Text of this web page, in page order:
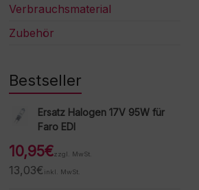
Verbrauchsmaterial
Zubehör
Bestseller
Ersatz Halogen 17V 95W für
Faro EDI
10,95€zzgl. MwSt.
13,03€ inkl. MwSt.